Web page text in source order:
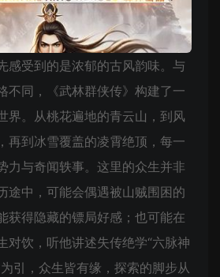
感受到的是浓郁的古风韵味。与
不同，《武林群侠传》构建了一
界。从桃花遍地的青云山，到风
再到冰雪覆盖的凌霄绝顶，每一
力与奇闻轶事。这里的众生并非
中，可能会偶遇被山贼围困的
获得隐藏的镖局好感；也可能在
对饮，听他讲述失传绝学“六脉神
引，众生皆有缘，探索的脚步从